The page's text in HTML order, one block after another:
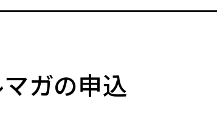
マガの申込